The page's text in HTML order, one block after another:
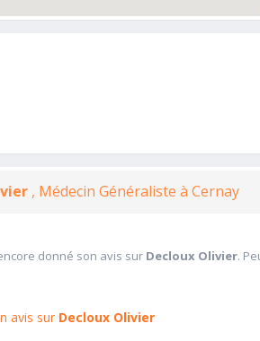
, Médecin Généraliste à Cernay
donné son avis sur Decloux Olivier.
avis sur Decloux Olivier